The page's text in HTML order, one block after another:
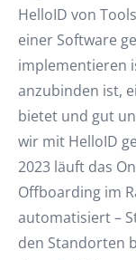
HelloID von
einer Software
implementieren
anzubinden ist,
bietet und gut
wir mit HelloID
2023 läuft das
Offboarding im
automatisiert –
den Standorten